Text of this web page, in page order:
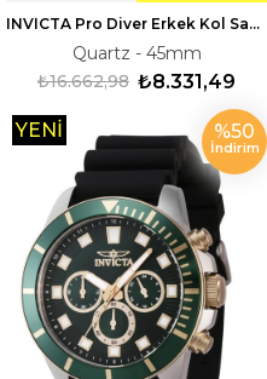
INVICTA Pro Diver Erkek Kol Saati 246118
Quartz - 45mm
₺8.331,49
₺16.662,98
%50
İndirim
YENI